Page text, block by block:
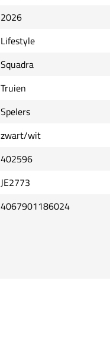
2026
Lifestyle
Squadra
Truien
Spelers
zwart/wit
402596
JE2773
4067901186024